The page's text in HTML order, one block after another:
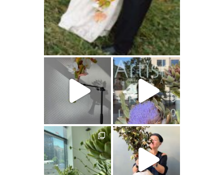
artishokflow artishokflow
artishokflow artishokflow